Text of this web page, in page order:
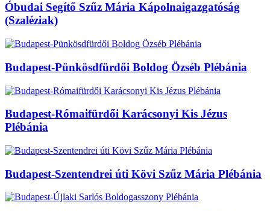
Óbudai Segítő Szűz Mária Kápolnaigazgatóság
(Szaléziak)
Budapest-Pünkösdfürdői Boldog Özséb Plébánia
Budapest-Rómaifürdői Karácsonyi Kis Jézus
Plébánia
Budapest-Szentendrei úti Kövi Szűz Mária Plébánia